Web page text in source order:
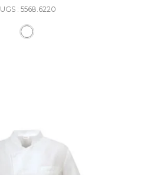
UGS : 5568.6220